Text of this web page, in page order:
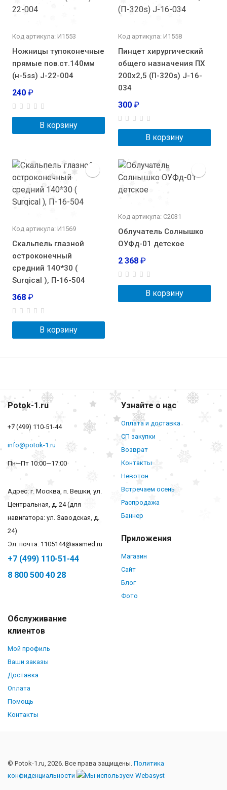
Код артикула: И1553
Ножницы тупоконечные
прямые пов.ст.140мм
(н-5ss) J-22-004
240 ₽
В корзину
Код артикула: И1558
Пинцет хирургический
общего назначения ПХ
200х2,5 (П-320s) J-16-
034
300 ₽
В корзину
Код артикула: И1569
Скальпель глазной
остроконечный
средний 140*30 (
Surqical ), П-16-504
368 ₽
В корзину
Код артикула: С2031
Облучатель Солнышко
ОУФд-01 детское
2 368 ₽
В корзину
Potok-1.ru
+7 (499) 110-51-44
info@potok-1.ru
Пн—Пт 10:00—17:00
Адрес: г. Москва, п. Вешки, ул.
Центральная, д. 24 (для
навигатора: ул. Заводская, д.
24)
Эл. почта: 1105144@aaamed.ru
+7 (499) 110-51-44
8 800 500 40 28
Узнайте о нас
Оплата и доставка
СП закупки
Возврат
Контакты
Невотон
Встречаем осень
Распродажа
Баннер
Приложения
Магазин
Сайт
Блог
Фото
Обслуживание
клиентов
Мой профиль
Ваши заказы
Доставка
Оплата
Помощь
Контакты
© Potok-1.ru, 2026. Все права защищены. Политика
конфиденциальности